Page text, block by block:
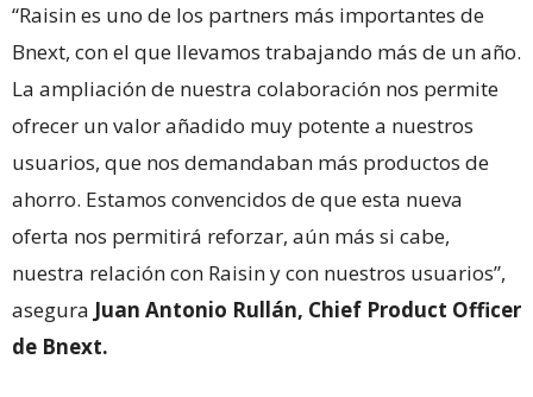
“Raisin es uno de los partners más importantes de
Bnext, con el que llevamos trabajando más de un año.
La ampliación de nuestra colaboración nos permite
ofrecer un valor añadido muy potente a nuestros
usuarios, que nos demandaban más productos de
ahorro. Estamos convencidos de que esta nueva
oferta nos permitirá reforzar, aún más si cabe,
nuestra relación con Raisin y con nuestros usuarios”,
asegura Juan Antonio Rullán, Chief Product Officer
de Bnext.